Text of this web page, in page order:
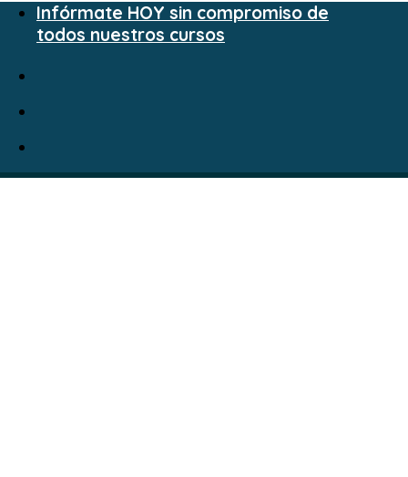
Infórmate HOY sin compromiso de
todos nuestros cursos